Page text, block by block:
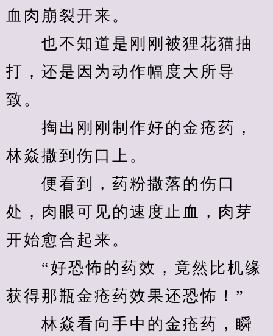
血肉崩裂开来。
也不知道是刚刚被狸花猫抽
打，还是因为动作幅度大所导
致。
掏出刚刚制作好的金疮药，
林焱撒到伤口上。
便看到，药粉撒落的伤口
处，肉眼可见的速度止血，肉芽
开始愈合起来。
“好恐怖的药效，竟然比机缘
获得那瓶金疮药效果还恐怖！”
林焱看向手中的金疮药，瞬